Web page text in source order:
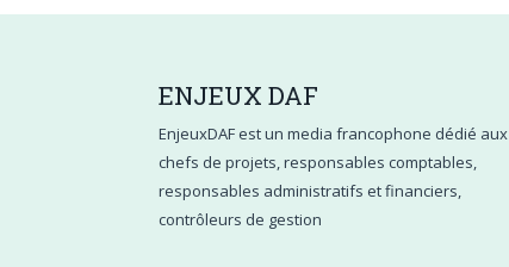
ENJEUX DAF
EnjeuxDAF est un media francophone dédié aux
chefs de projets, responsables comptables,
responsables administratifs et financiers,
contrôleurs de gestion